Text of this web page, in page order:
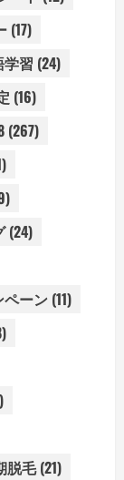
(17)
習 (24)
(16)
(267)
(24)
ペーン (11)
脱毛(21)